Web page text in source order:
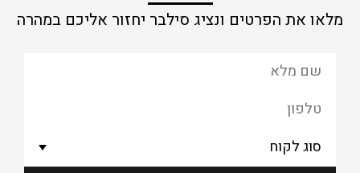
מלאו את הפרטים ונציג סילבר יחזור אליכם במהרה